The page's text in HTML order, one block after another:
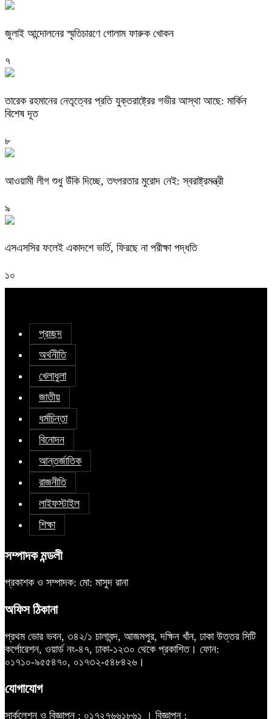
জুলাই আন্দোলনের স্মৃতিচারণে গোলাম ফারুক খোকন
৭
তারেক রহমানের নেতৃত্বের প্রতি যুক্তরাষ্ট্রের গভীর আস্থা আছে: মার্কিন
বিশেষ দূত
৮
আওয়ামী লীগ শুধু উঁকি দিচ্ছে, তৎপরতার মুরোদ নেই: স্বরাষ্ট্রমন্ত্রী
৯
এসএসসির ফলেই একাদশে ভর্তি, ফিরছে না পরীক্ষা পদ্ধতি
১০
প্রচ্ছদ
অর্থনীতি
খেলাধুলা
জাতীয়
ধর্মচিন্তা
বিনোদন
আন্তর্জাতিক
রাজনীতি
লাইফস্টাইল
শিক্ষা
সম্পাদক মন্ডলী
প্রকাশক ও সম্পাদক: মো: মাসুদ রানা
অফিস ঠিকানা
প্রথম ভোর ভবন, ৩৪২/১ চালাবন্দ, আজমপুর, দক্ষিন খাঁন, ঢাকা উত্তর সিটি
কর্পোরেশন, ওয়ার্ড নং-৪৭, ঢাকা-১২৩০ থেকে প্রকাশিত। ফোন:
০১৭১০-৯৫৫৪৭০, ০১৭৩২-৫৪৮৪২৬।
যোগাযোগ
সার্কুলেশন ও বিজ্ঞাপন : ০১৭২৭৬৬১৮৬১ । বিজ্ঞাপন :